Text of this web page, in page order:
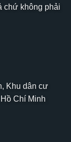
chứ không phải
Khu dân cư
Chí Minh